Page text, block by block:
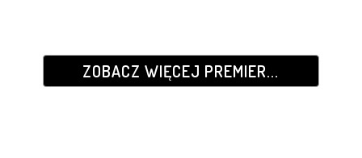
ZOBACZ WIĘCEJ PREMIER...